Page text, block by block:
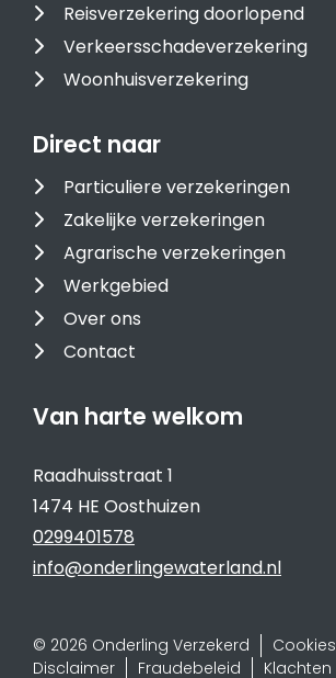
Reisverzekering doorlopend
Verkeersschadeverzekering
Woonhuisverzekering
Direct naar
Particuliere verzekeringen
Zakelijke verzekeringen
Agrarische verzekeringen
Werkgebied
Over ons
Contact
Van harte welkom
Raadhuisstraat 1
1474 HE Oosthuizen
0299401578
info@onderlingewaterland.nl
© 2026 Onderling Verzekerd Cookies
Disclaimer
Fraudebeleid Klachten